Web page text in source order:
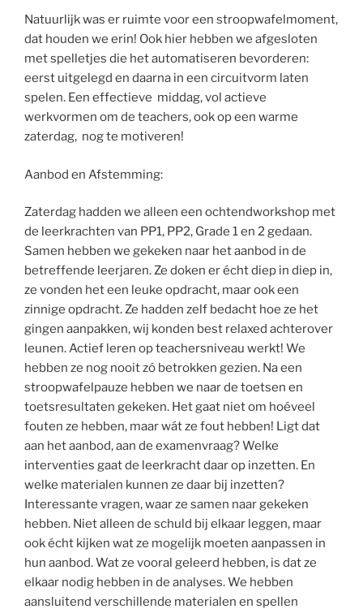
Natuurlijk was er ruimte voor een stroopwafelmoment,
dat houden we erin! Ook hier hebben we afgesloten
met spelletjes die het automatiseren bevorderen:
eerst uitgelegd en daarna in een circuitvorm laten
spelen. Een effectieve middag, vol actieve
werkvormen om de teachers, ook op een warme
zaterdag, nog te motiveren!
Aanbod en Afstemming:
Zaterdag hadden we alleen een ochtendworkshop met
de leerkrachten van PP1, PP2, Grade 1 en 2 gedaan.
Samen hebben we gekeken naar het aanbod in de
betreffende leerjaren. Ze doken er écht diep in diep in,
ze vonden het een leuke opdracht, maar ook een
zinnige opdracht. Ze hadden zelf bedacht hoe ze het
gingen aanpakken, wij konden best relaxed achterover
leunen. Actief leren op teachersniveau werkt! We
hebben ze nog nooit zó betrokken gezien. Na een
stroopwafelpauze hebben we naar de toetsen en
toetsresultaten gekeken. Het gaat niet om hoéveel
fouten ze hebben, maar wát ze fout hebben! Ligt dat
aan het aanbod, aan de examenvraag? Welke
interventies gaat de leerkracht daar op inzetten. En
welke materialen kunnen ze daar bij inzetten?
Interessante vragen, waar ze samen naar gekeken
hebben. Niet alleen de schuld bij elkaar leggen, maar
ook écht kijken wat ze mogelijk moeten aanpassen in
hun aanbod. Wat ze vooral geleerd hebben, is dat ze
elkaar nodig hebben in de analyses. We hebben
aansluitend verschillende materialen en spellen